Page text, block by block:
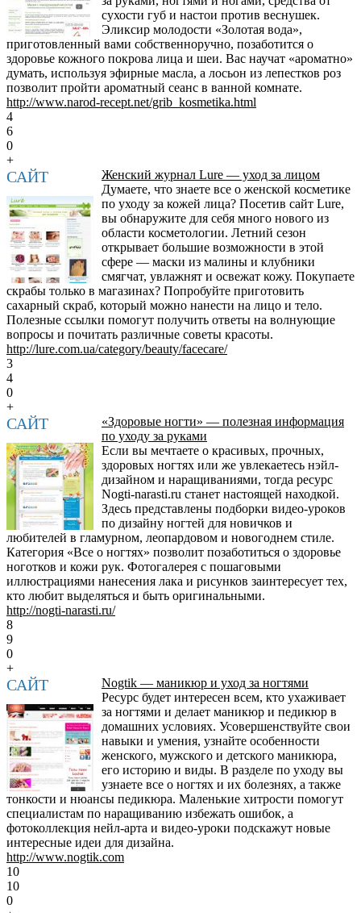
сухости губ и настои против веснушек.
Эликсир молодости «Золотая вода»,
приготовленный вами собственноручно, позаботится о
здоровье кожного покрова лица и шеи. Вас научат «ароматно»
думать, используя эфирные масла, а лосьон из лепестков роз
позволит пройти ароматный сеанс в ванной комнате.
http://www.narod-recept.net/grib_kosmetika.html
4
6
0
+
САЙТ
Женский журнал Lure — уход за лицом
Думаете, что знаете все о женской косметике
по уходу за кожей лица? Посетив сайт Lure,
вы обнаружите для себя много нового из
области косметологии. Летний сезон
открывает большие возможности в этой
сфере — маски из малины и клубники
смягчат, увлажнят и освежат кожу. Покупаете
скрабы только в магазинах? Попробуйте приготовить
сахарный скраб, который можно нанести на лицо и тело.
Полезные ссылки помогут получить ответы на волнующие
вопросы и почитать различные советы красоты.
http://lure.com.ua/category/beauty/facecare/
3
4
0
+
САЙТ
«Здоровые ногти» — полезная информация
по уходу за руками
Если вы мечтаете о красивых, прочных,
здоровых ногтях или же увлекаетесь нэйл-
дизайном и наращиваниями, тогда ресурс
Nogti-narasti.ru станет настоящей находкой.
Здесь представлены подборки видео-уроков
по дизайну ногтей для новичков и
любителей в гламурном, леопардовом и новогоднем стиле.
Категория «Все о ногтях» позволит позаботиться о здоровье
ноготков и кожи рук. Фотогалерея с пошаговыми
иллюстрациями нанесения лака и рисунков заинтересует тех,
кто любит выделяться и быть оригинальными.
http://nogti-narasti.ru/
8
9
0
+
САЙТ
Nogtik — маникюр и уход за ногтями
Ресурс будет интересен всем, кто ухаживает
за ногтями и делает маникюр и педикюр в
домашних условиях. Усовершенствуйте свои
навыки и умения, узнайте особенности
женского, мужского и детского маникюра,
его историю и виды. В разделе по уходу вы
узнаете все о ногтях и их болезнях, а также
тонкости и нюансы педикюра. Маленькие хитрости помогут
специалистам по наращиванию избежать ошибок, а
фотоколлекция нейл-арта и видео-уроки подскажут новые
интересные идеи для дизайна.
http://www.nogtik.com
10
10
0